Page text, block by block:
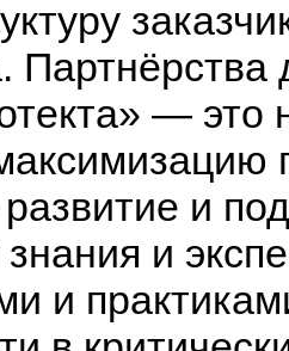
Партнёрства
— это
и
и
и